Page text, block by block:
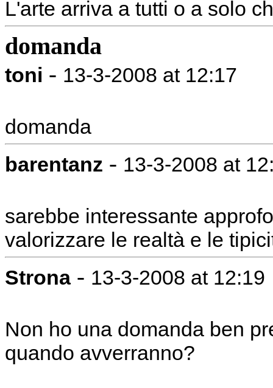
L'arte arriva a tutti o a solo
domanda
toni - 13-3-2008 at 12:17
domanda
barentanz - 13-3-2008 at
sarebbe interessante
valorizzare le realtà e le
Strona- 13-3-2008 at 12:19
Non ho una domanda ben
quando avverranno?